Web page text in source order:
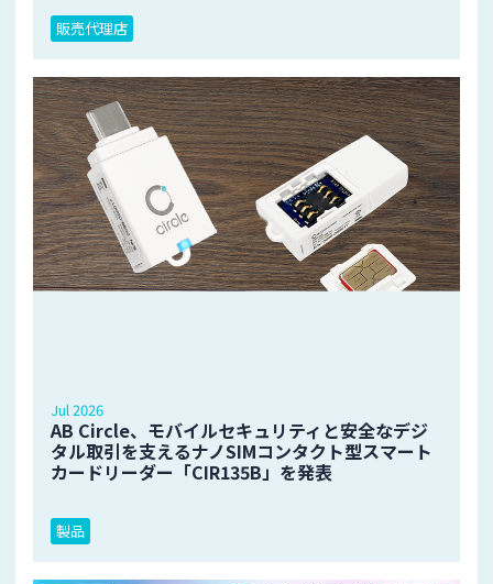
販売代理店
Jul 2026
AB Circle、モバイルセキュリティと安全なデジ
タル取引を支えるナノSIMコンタクト型スマート
カードリーダー「CIR135B」を発表
製品